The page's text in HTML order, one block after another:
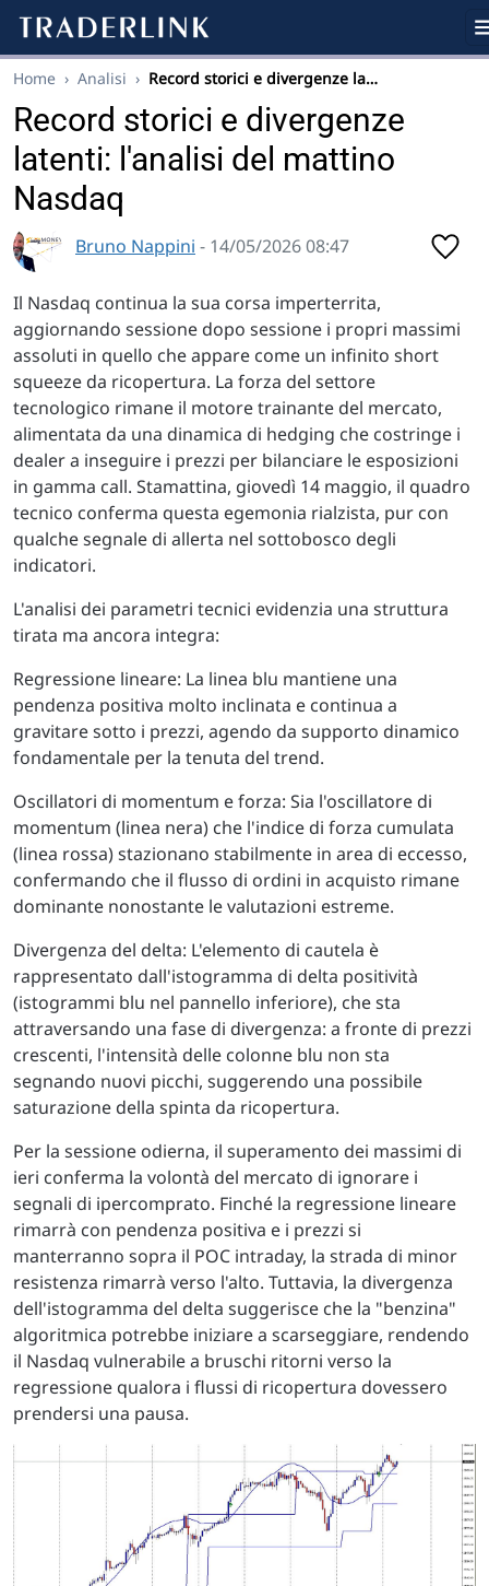
Home › Analisi › Record storici e divergenze la…
Record storici e divergenze
latenti: l'analisi del mattino
Nasdaq
Bruno Nappini - 14/05/2026 08:47
Il Nasdaq continua la sua corsa imperterrita,
aggiornando sessione dopo sessione i propri massimi
assoluti in quello che appare come un infinito short
squeeze da ricopertura. La forza del settore
tecnologico rimane il motore trainante del mercato,
alimentata da una dinamica di hedging che costringe i
dealer a inseguire i prezzi per bilanciare le esposizioni
in gamma call. Stamattina, giovedì 14 maggio, il quadro
tecnico conferma questa egemonia rialzista, pur con
qualche segnale di allerta nel sottobosco degli
indicatori.
L'analisi dei parametri tecnici evidenzia una struttura
tirata ma ancora integra:
Regressione lineare: La linea blu mantiene una
pendenza positiva molto inclinata e continua a
gravitare sotto i prezzi, agendo da supporto dinamico
fondamentale per la tenuta del trend.
Oscillatori di momentum e forza: Sia l'oscillatore di
momentum (linea nera) che l'indice di forza cumulata
(linea rossa) stazionano stabilmente in area di eccesso,
confermando che il flusso di ordini in acquisto rimane
dominante nonostante le valutazioni estreme.
Divergenza del delta: L'elemento di cautela è
rappresentato dall'istogramma di delta positività
(istogrammi blu nel pannello inferiore), che sta
attraversando una fase di divergenza: a fronte di prezzi
crescenti, l'intensità delle colonne blu non sta
segnando nuovi picchi, suggerendo una possibile
saturazione della spinta da ricopertura.
Per la sessione odierna, il superamento dei massimi di
ieri conferma la volontà del mercato di ignorare i
segnali di ipercomprato. Finché la regressione lineare
rimarrà con pendenza positiva e i prezzi si
manterranno sopra il POC intraday, la strada di minor
resistenza rimarrà verso l'alto. Tuttavia, la divergenza
dell'istogramma del delta suggerisce che la "benzina"
algoritmica potrebbe iniziare a scarseggiare, rendendo
il Nasdaq vulnerabile a bruschi ritorni verso la
regressione qualora i flussi di ricopertura dovessero
prendersi una pausa.